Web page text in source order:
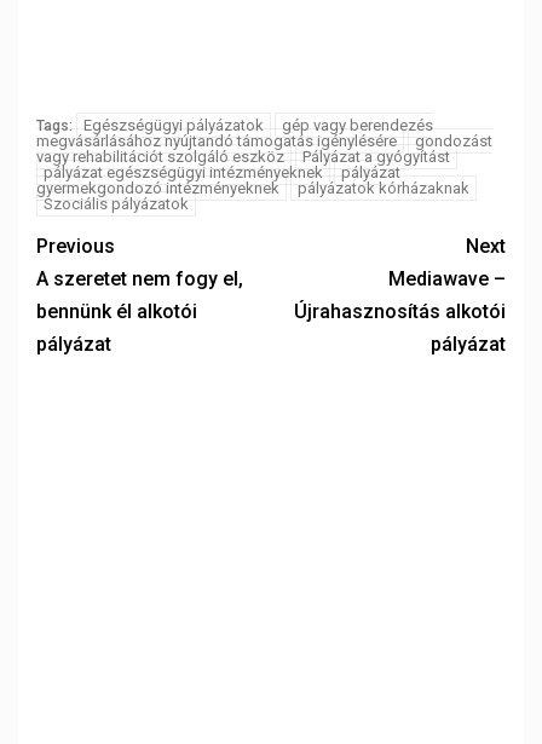
Tags: Egészségügyi pályázatok
gép vagy berendezés
megvásárlásához nyújtandó támogatás igénylésére
gondozást
vagy rehabilitációt szolgáló eszköz
Pályázat a gyógyítást
pályázat egészségügyi intézményeknek
pályázat
gyermekgondozó intézményeknek
pályázatok kórházaknak
Szociális pályázatok
Previous
A szeretet nem fogy el,
bennünk él alkotói
pályázat
Next
Mediawave –
Újrahasznosítás alkotói
pályázat